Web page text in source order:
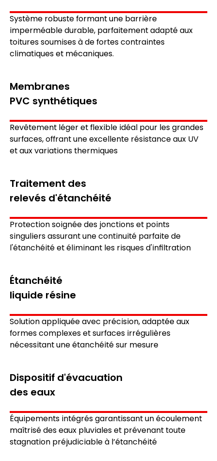
Système robuste formant une barrière
imperméable durable, parfaitement adapté aux
toitures soumises à de fortes contraintes
climatiques et mécaniques.
Membranes
PVC synthétiques
Revêtement léger et flexible idéal pour les grandes
surfaces, offrant une excellente résistance aux UV
et aux variations thermiques
Traitement des
relevés d'étanchéité
Protection soignée des jonctions et points
singuliersassurant une continuité parfaite de
l'étanchéité et éliminant les risques d'infiltration
Étanchéité
liquide résine
Solution appliquée avec précision, adaptée aux
formes complexes et surfaces irrégulières
nécessitant une étanchéité sur mesure
Dispositif d'évacuation
des eaux
Équipements intégrés garantissant un écoulement
maîtrisé des eaux pluviales et prévenant toute
stagnation préjudiciable à l’étanchéité